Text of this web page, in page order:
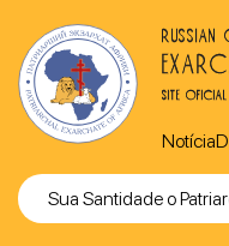
RUSSIAN
SITE OFICIAL
Notícia
Sua Santidade o